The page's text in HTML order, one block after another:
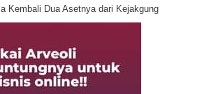
Kembali Dua Asetnya dari Kejakgung